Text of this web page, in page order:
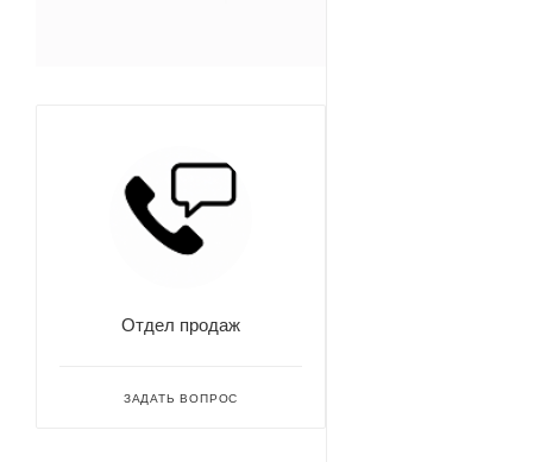
Отдел продаж
ЗАДАТЬ ВОПРОС